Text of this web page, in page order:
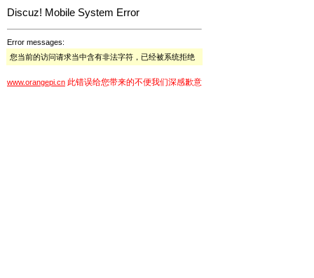
Discuz! Mobile System Error
Error messages:
您当前的访问请求当中含有非法字符，已经被系统拒绝
www.orangepi.cn 此错误给您带来的不便我们深感歉意